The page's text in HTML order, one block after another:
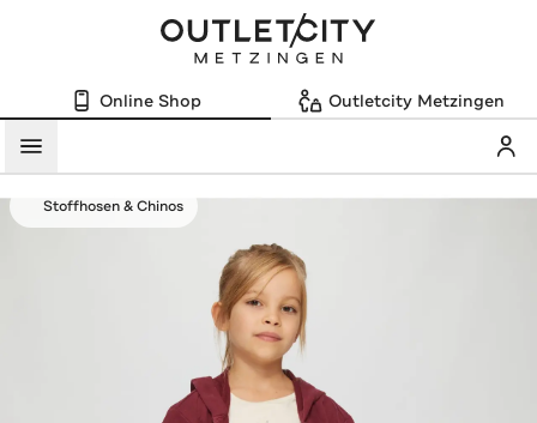
Online Shop Outletcity Metzingen
Menü
Stoffhosen & Chinos